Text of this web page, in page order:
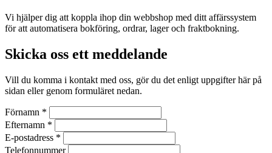
Vi hjälper dig att koppla ihop din webbshop med ditt affärssystem
för att automatisera bokföring, ordrar, lager och fraktbokning.
Skicka oss ett meddelande
Vill du komma i kontakt med oss, gör du det enligt uppgifter här på
sidan eller genom formuläret nedan.
Förnamn *
Efternamn *
E-postadress *
Telefonnummer